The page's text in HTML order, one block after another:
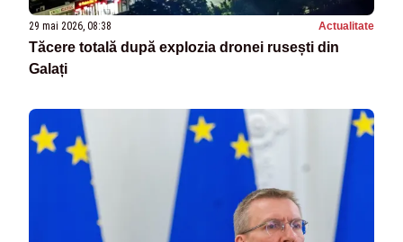
29 mai 2026, 08:38 Actualitate
Tăcere totală după explozia dronei rusești din
Galați